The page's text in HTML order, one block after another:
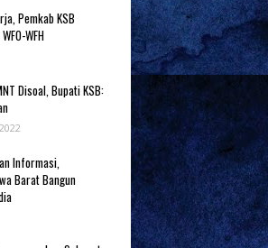
Pemkab KSB
WFH
Disoal, Bupati KSB:
Informasi,
Barat Bangun